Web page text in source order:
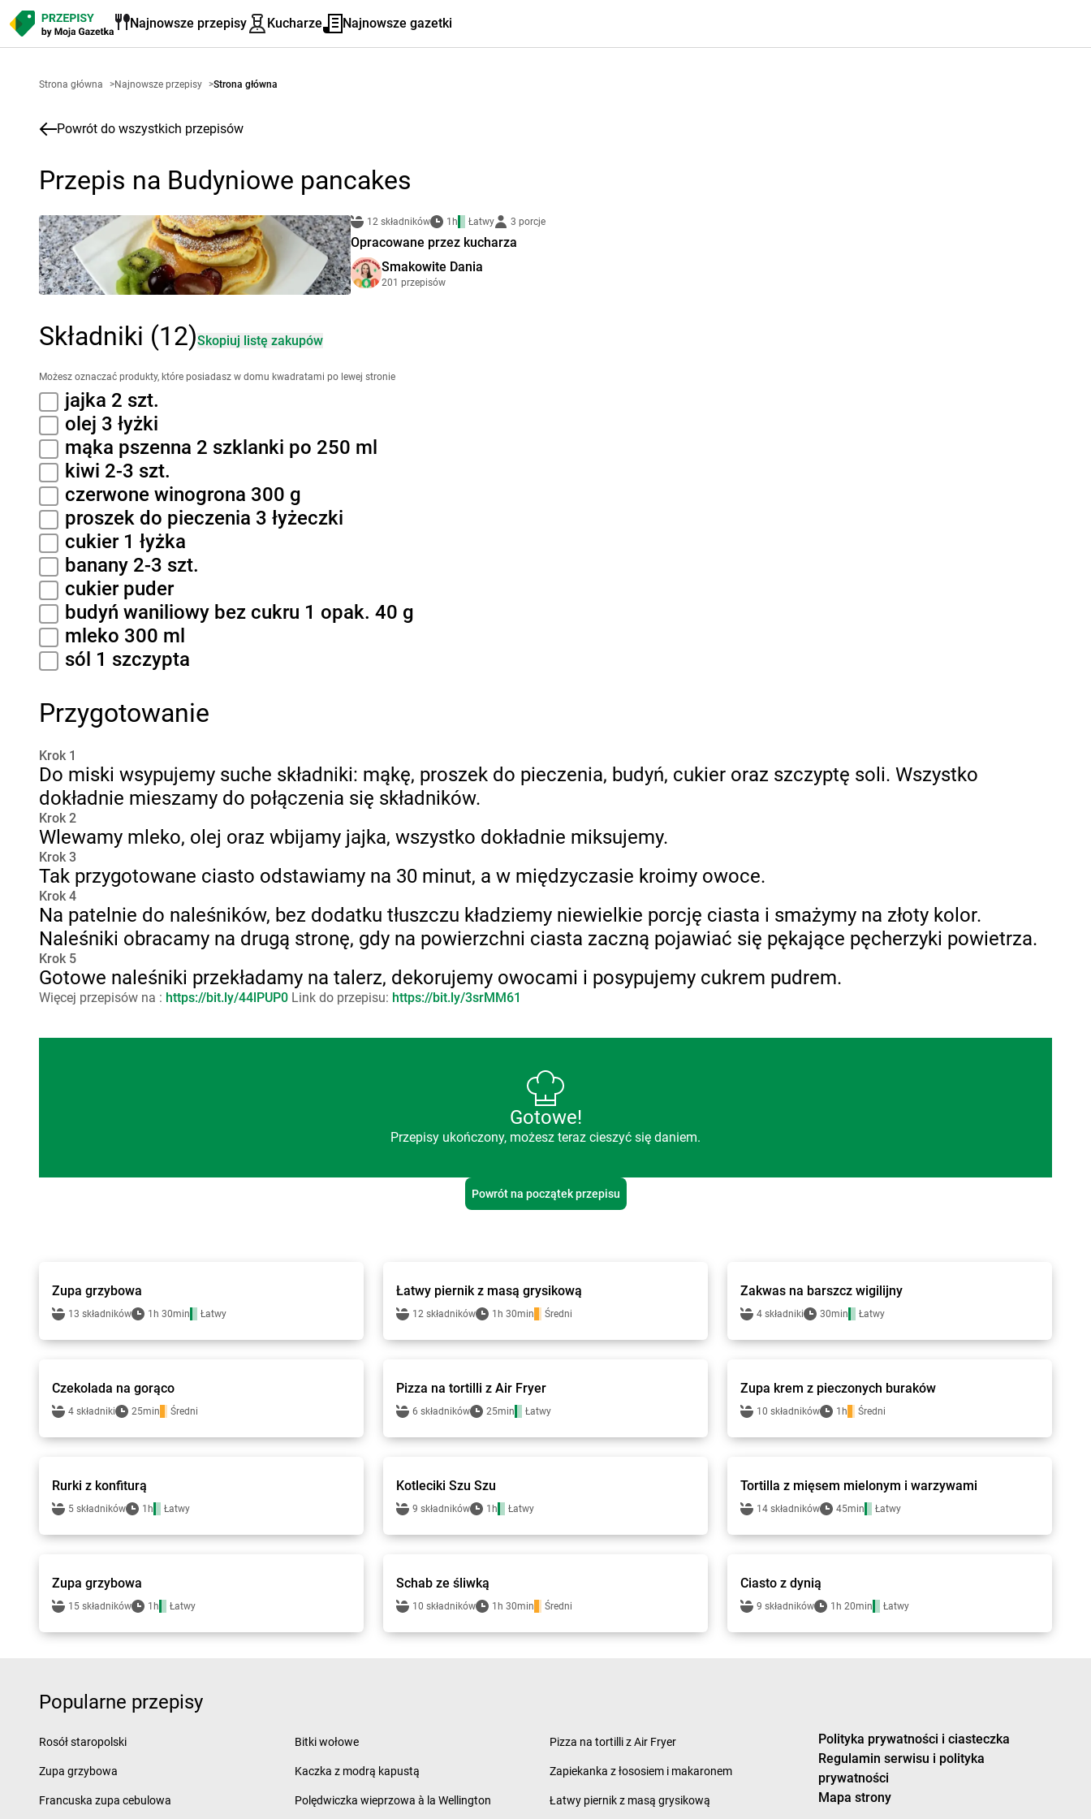
Najnowsze przepisy Kucharze Najnowsze gazetki
Strona główna >Najnowsze przepisy >Strona główna
Powrót do wszystkich przepisów
Przepis na Budyniowe pancakes
12 składników 1h Łatwy 3 porcje
Opracowane przez kucharza
Smakowite Dania
201 przepisów
Składniki (12)Skopiuj listę zakupów
Możesz oznaczać produkty, które posiadasz w domu kwadratami po lewej stronie
jajka 2 szt.
olej 3 łyżki
mąka pszenna 2 szklanki po 250 ml
kiwi 2-3 szt.
czerwone winogrona 300 g
proszek do pieczenia 3 łyżeczki
cukier 1 łyżka
banany 2-3 szt.
cukier puder
budyń waniliowy bez cukru 1 opak. 40 g
mleko 300 ml
sól 1 szczypta
Przygotowanie
Krok 1
Do miski wsypujemy suche składniki: mąkę, proszek do pieczenia, budyń, cukier oraz szczyptę soli. Wszystko
dokładnie mieszamy do połączenia się składników.
Krok 2
Wlewamy mleko, olej oraz wbijamy jajka, wszystko dokładnie miksujemy.
Krok 3
Tak przygotowane ciasto odstawiamy na 30 minut, a w międzyczasie kroimy owoce.
Krok 4
Na patelnie do naleśników, bez dodatku tłuszczu kładziemy niewielkie porcję ciasta i smażymy na złoty kolor.
Naleśniki obracamy na drugą stronę, gdy na powierzchni ciasta zaczną pojawiać się pękające pęcherzyki powietrza.
Krok 5
Gotowe naleśniki przekładamy na talerz, dekorujemy owocami i posypujemy cukrem pudrem.
Więcej przepisów na : https://bit.ly/44lPUP0 Link do przepisu: https://bit.ly/3srMM61
Gotowe!
Przepisy ukończony, możesz teraz cieszyć się daniem.
Powrót na początek przepisu
Zupa grzybowa
13 składników 1h 30min Łatwy
Łatwy piernik z masą grysikową
12 składników 1h 30min Średni
Zakwas na barszcz wigilijny
4 składniki 30min Łatwy
Smakowite Dania
Czekolada na gorąco
4 składniki 25min Średni
Smakowite Dania
Pizza na tortilli z Air Fryer
6 składników 25min Łatwy
Smakowite Dania
Zupa krem z pieczonych buraków
10 składników 1h Średni
Smakowite Dania
Rurki z konfiturą
5 składników 1h Łatwy
Smakowite Dania
Kotleciki Szu Szu
9 składników 1h Łatwy
Smakowite Dania
Tortilla z mięsem mielonym i warzywami
14 składników 45min Łatwy
Smakowite Dania
Zupa grzybowa
15 składników 1h Łatwy
Smakowite Dania
Schab ze śliwką
10 składników 1h 30min Średni
Smakowite Dania
Ciasto z dynią
9 składników 1h 20min Łatwy
Popularne przepisy
Rosół staropolski
Zupa grzybowa
Francuska zupa cebulowa
Bitki wołowe
Kaczka z modrą kapustą
Polędwiczka wieprzowa à la Wellington
Pizza na tortilli z Air Fryer
Zapiekanka z łososiem i makaronem
Łatwy piernik z masą grysikową
Polityka prywatności i ciasteczka
Regulamin serwisu i polityka
prywatności
Mapa strony